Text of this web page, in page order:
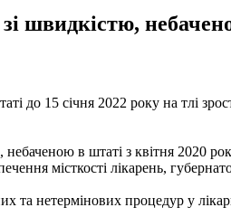
швидкістю,
до 15 січня 2022 року на тлі
в штаті з квітня 2020
місткості лікарень,
нетермінових процедур у